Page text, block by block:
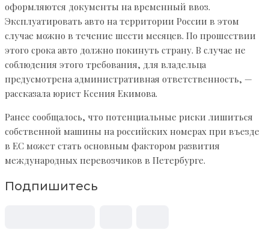
оформляются документы на временный ввоз.
Эксплуатировать авто на территории России в этом
случае можно в течение шести месяцев. По прошествии
этого срока авто должно покинуть страну. В случае не
соблюдения этого требования, для владельца
предусмотрена административная ответственность, —
рассказала юрист Ксения Екимова.
Ранее сообщалось, что потенциальные риски лишиться
собственной машины на российских номерах при въезде
в ЕС может стать основным фактором развития
международных перевозчиков в Петербурге.
Подпишитесь